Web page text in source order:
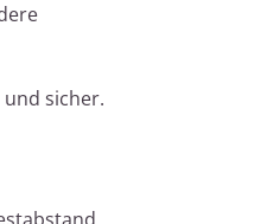
sicher.